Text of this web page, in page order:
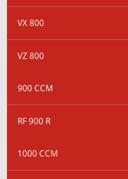
VX 800
VZ 800
900 CCM
RF 900 R
1000 CCM